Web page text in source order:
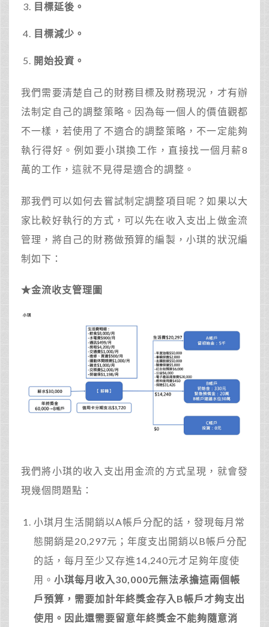
目標延後。
目標減少。
開始投資。
我們需要清楚自己的財務目標及財務現況，才有辦
法制定自己的調整策略。因為每一個人的價值觀都
不一樣，若使用了不適合的調整策略，不一定能夠
執行得好。例如要小琪換工作，直接找一個月薪8
萬的工作，這就不見得是適合的調整。
那我們可以如何去嘗試制定調整項目呢？如果以大
家比較好執行的方式，可以先在收入支出上做金流
管理，將自己的財務做預算的編製，小琪的狀況編
制如下：
★金流收支管理圖
我們將小琪的收入支出用金流的方式呈現，就會發
現幾個問題點：
小琪月生活開銷以A帳戶分配的話，發現每月常
態開銷是20,297元；年度支出開銷以B帳戶分配
的話，每月至少又存進14,240元才足夠年度使
用。 小琪每月收入30,000元無法承擔這兩個帳
戶預算，需要加計年終獎金存入B帳戶才夠支出
使用。因此還需要留意年終獎金不能夠隨意消